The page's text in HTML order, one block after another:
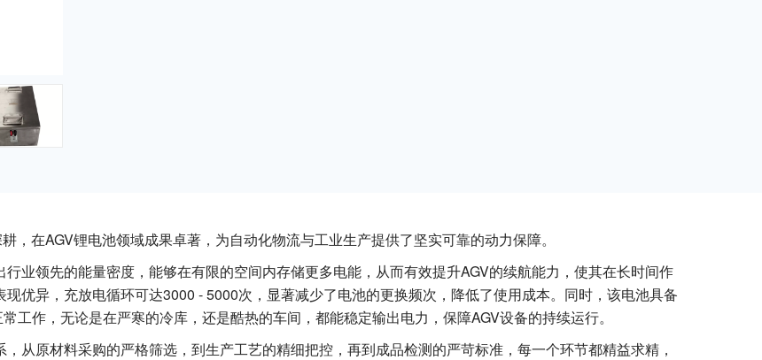
，在AGV锂电池领域成果卓著，为自动化物流与工业生产提供了坚实可靠的动力保障。
业领先的能量密度，能够在有限的空间内存储更多电能，从而有效提升AGV的续航能力，使其在长时间作
优异，充放电循环可达3000 - 5000次，显著减少了电池的更换频次，降低了使用成本。同时，该电池具备
作，无论是在严寒的冷库，还是酷热的车间，都能稳定输出电力，保障AGV设备的持续运行。
从原材料采购的严格筛选，到生产工艺的精细把控，再到成品检测的严苛标准，每一个环节都精益求精，